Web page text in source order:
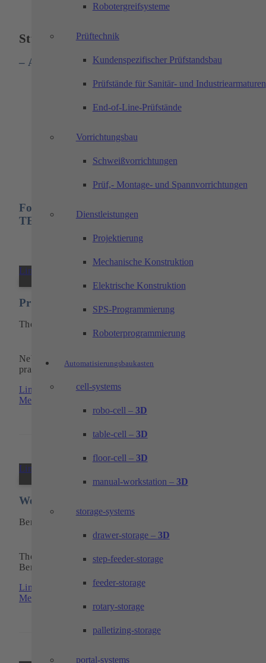
Robotergreifsysteme
Prüftechnik
Kundenspezifischer Prüfstandsbau
Prüfstände für Sanitär- und Industriearmaturen
End-of-Line-Prüfstände
Vorrichtungsbau
Schweißvorrichtungen
Prüf,- Montage- und Spannvorrichtungen
Dienstleistungen
Projektierung
Mechanische Konstruktion
Elektrische Konstruktion
SPS-Programmierung
Roboterprogrammierung
Automatisierungsbaukasten
cell-systems
robo-cell – 3D
table-cell – 3D
floor-cell – 3D
manual-workstation – 3D
storage-systems
drawer-storage – 3D
step-feeder-storage
feeder-storage
rotary-storage
palletizing-storage
portal-systems
Studierende
– Aus der Vorlesung ins Berufsleben.
Theorie ist am schönsten, wenn man sie in
die Praxis umsetzt. TECHTORY bietet
Praktika, Abschlussarbeiten oder einem Job
als Werkstudent (m/w/d)
Folgende Möglichkeiten stehen Dir bei
TECHTORY zur Verfügung:
Link zu: Praxissemester
Praxissemester
Theorie in der Praxis anwenden.
Neben der Theorie in den Job hinein schnuppern und erste
praktische Erfahrungen sammeln.
Link zu: Praxissemester
Mehr erfahren
Link zu: Werkstudententätigkeiten
Werkstudententätigkeiten
Berufserfahrung sammeln – neben dem Studium.
Theorie in die Praxis umsetzen – neben dem Studium
Berufserfahrung sammeln.
Link zu: Werkstudententätigkeiten
Mehr erfahren